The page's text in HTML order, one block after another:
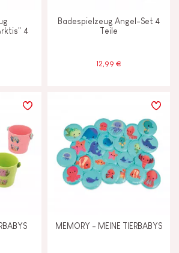
4
Badespielzeug Angel-Set 4
Teile
12,99 €
MEMORY - MEINE TIERBABYS